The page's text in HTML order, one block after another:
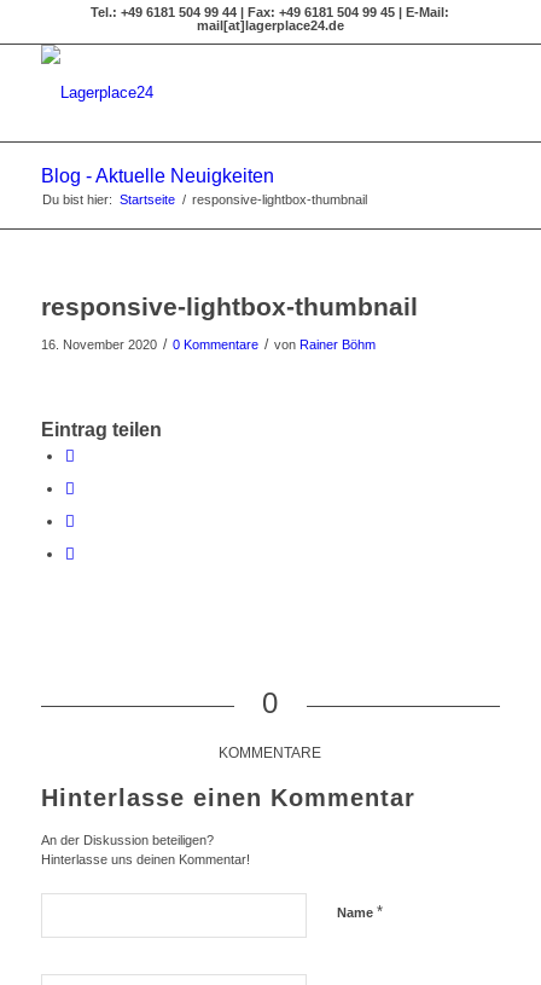
Tel.: +49 6181 504 99 44 | Fax: +49 6181 504 99 45 | E-Mail:
mail[at]lagerplace24.de
Blog - Aktuelle Neuigkeiten
Du bist hier: Startseite / responsive-lightbox-thumbnail
responsive-lightbox-thumbnail
16. November 2020 / 0 Kommentare / von Rainer Böhm
Eintrag teilen
0
KOMMENTARE
Hinterlasse einen Kommentar
An der Diskussion beteiligen?
Hinterlasse uns deinen Kommentar!
Name *